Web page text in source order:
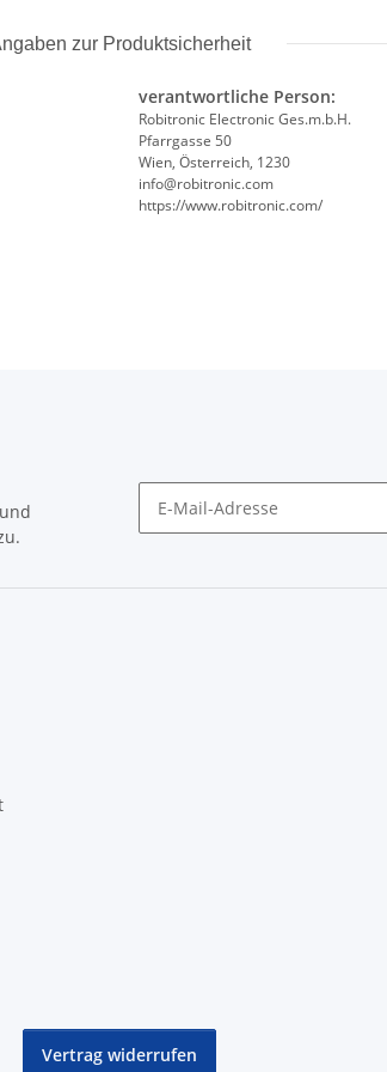
zur Produktsicherheit
verantwortliche Person:
Robitronic Electronic Ges.m.b.H.
Pfarrgasse 50
Wien, Österreich, 1230
info@robitronic.com
https://www.robitronic.com/
Vertrag widerrufen